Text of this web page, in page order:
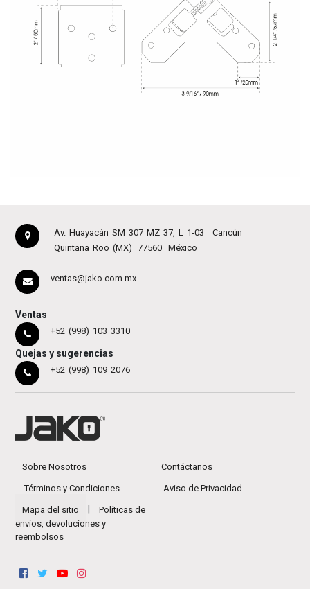
Av. Huayacán SM 307 MZ 37, L 1-03
Cancún
Quintana Roo (MX)
77560 México
ventas@jako.com.mx
Ventas
+52 (998) 103 3310
Quejas y sugerencias
+52 (998) 109 2076
Sobre Nosotros Contáctanos
Términos y Condiciones Aviso de Privacidad
Mapa del sitio
Políticas de
envíos, devoluciones y
reembolsos